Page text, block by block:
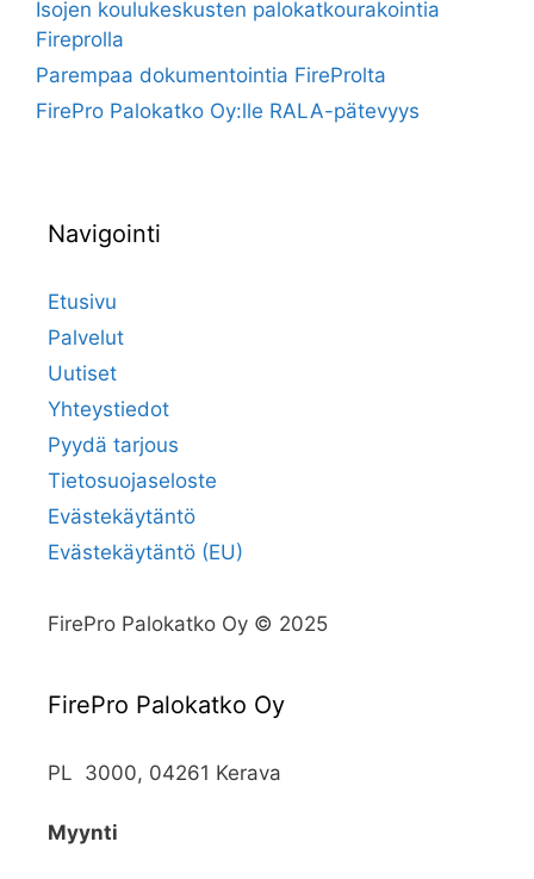
Isojen koulukeskusten palokatkourakointia
Fireprolla
Parempaa dokumentointia FireProlta
FirePro Palokatko Oy:lle RALA-pätevyys
Navigointi
Etusivu
Palvelut
Uutiset
Yhteystiedot
Pyydä tarjous
Tietosuojaseloste
Evästekäytäntö
Evästekäytäntö (EU)
FirePro Palokatko Oy © 2025
FirePro Palokatko Oy
PL 3000, 04261 Kerava
Myynti